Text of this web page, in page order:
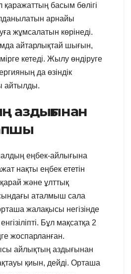
басым бөлігі
арнайы
жұмсалатын көрінеді.
айтарлықтай шығын,
кетеді. Жылу өндіруге
да өзіндік
айтылды.
аздығынан
еңбек-айлығына
нақты еңбек ететін
және ұлттық
аталмыш сала
жалақысы негізінде
Бұл мақсатқа 2
жоспарланған.
айлықтың аздығынан
қиын, дейді. Орташа